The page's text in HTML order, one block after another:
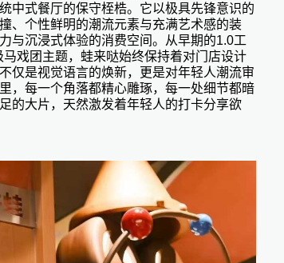
中式餐厅的保守桎梏。它以极具先锋意识的
、个性鲜明的潮流元素与充满艺术感的装
与沉浸式体验的消费空间。
从早期的1.0工
戏团主题，蛙来哒始终保持着对门店设计
仅是视觉语言的焕新，更是对年轻人潮流审
，每一个角落都精心雕琢，每一处细节都暗
的大片，天然激发着年轻人的打卡分享欲